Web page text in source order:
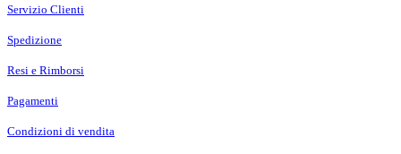
Servizio Clienti
Spedizione
Resi e Rimborsi
Pagamenti
Condizioni di vendita